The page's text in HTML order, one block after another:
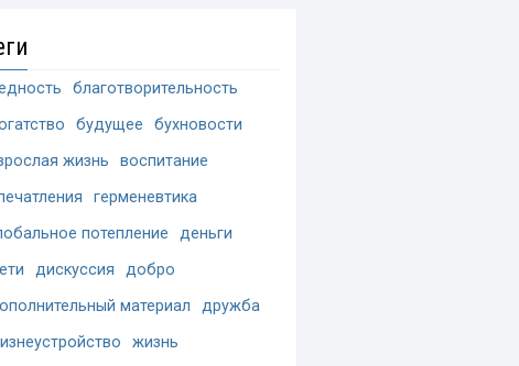
благотворительность
будущее
бухновости
жизнь
воспитание
герменевтика
потепление
деньги
дискуссия
добро
материал
дружба
жизнь